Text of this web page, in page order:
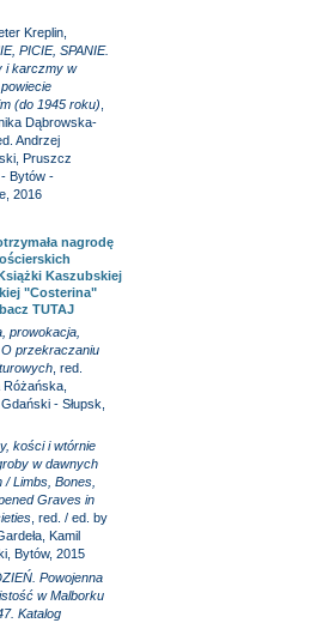
Kreplin,
PICIE, SPANIE.
i karczmy w
(do 1945 roku)
Dąbrowska-
Andrzej
Pruszcz
Bytów -
2016
nagrodę
Kaszubskiej
"Costerina"
TUTAJ
prowokacja,
przekraczaniu
, red.
- Słupsk,
kości i wtórnie
w dawnych
/ Limbs, Bones,
Graves in
, red. / ed. by
Kamil
Bytów, 2015
Powojenna
w Malborku
Katalog